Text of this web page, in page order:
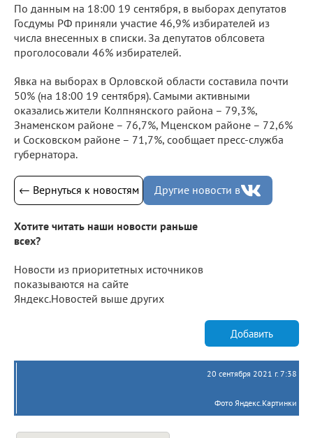
По данным на 18:00 19 сентября, в выборах депутатов
Госдумы РФ приняли участие 46,9% избирателей из
числа внесенных в списки. За депутатов облсовета
проголосовали 46% избирателей.
Явка на выборах в Орловской области составила почти
50% (на 18:00 19 сентября). Самыми активными
оказались жители Колпнянского района – 79,3%,
Знаменском районе – 76,7%, Мценском районе – 72,6%
и Сосковском районе – 71,7%, сообщает пресс-служба
губернатора.
← Вернуться к новостям Другие новости в
Хотите читать наши новости раньше
всех?
Новости из приоритетных источников
показываются на сайте
Яндекс.Новостей выше других
Добавить
20 сентября 2021 г. 7:38
Фото Яндекс.Картинки